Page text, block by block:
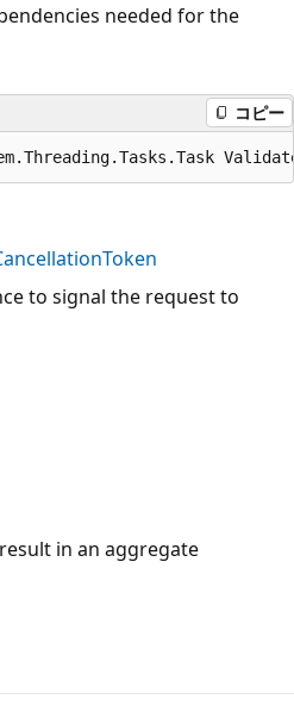
needed for the
コピー
to signal the request to
in an aggregate